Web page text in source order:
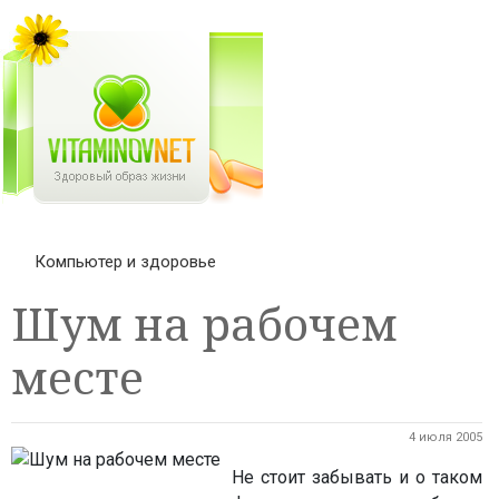
Компьютер и здоровье
Шум на рабочем
месте
4 июля 2005
Не стоит забывать и о таком